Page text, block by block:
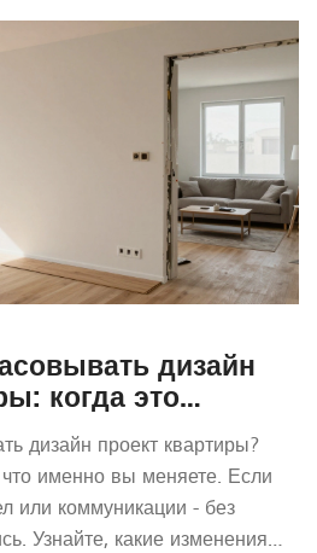
дизайн
когда это
можно
дизайн проект квартиры?
что именно вы меняете. Если
или коммуникации - без
Узнайте, какие изменения